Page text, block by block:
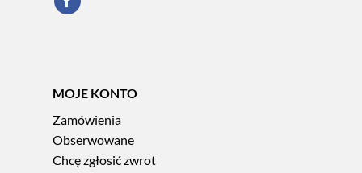
MOJE KONTO
Zamówienia
Obserwowane
Chcę zgłosić zwrot